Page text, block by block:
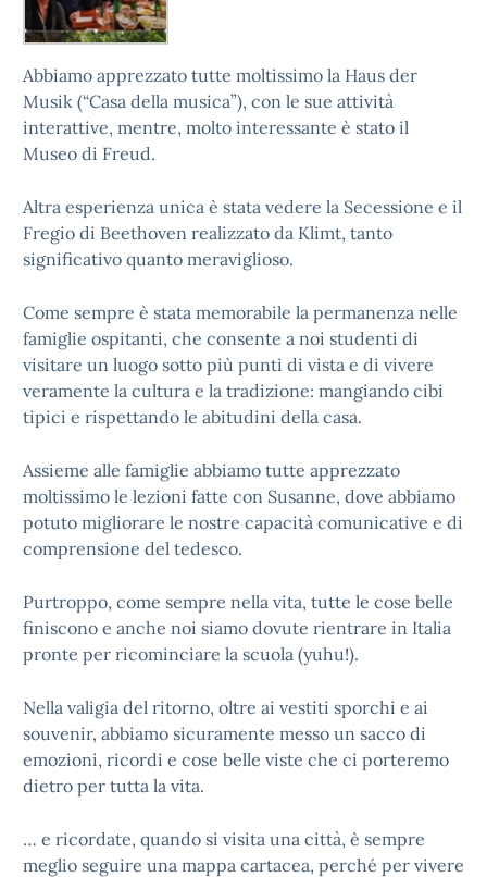
Abbiamo apprezzato tutte moltissimo la Haus der
Musik (“Casa della musica”), con le sue attività
interattive, mentre, molto interessante è stato il
Museo di Freud.
Altra esperienza unica è stata vedere la Secessione e il
Fregio di Beethoven realizzato da Klimt, tanto
significativo quanto meraviglioso.
Come sempre è stata memorabile la permanenza nelle
famiglie ospitanti, che consente a noi studenti di
visitare un luogo sotto più punti di vista e di vivere
veramente la cultura e la tradizione: mangiando cibi
tipici e rispettando le abitudini della casa.
Assieme alle famiglie abbiamo tutte apprezzato
moltissimo le lezioni fatte con Susanne, dove abbiamo
potuto migliorare le nostre capacità comunicative e di
comprensione del tedesco.
Purtroppo, come sempre nella vita, tutte le cose belle
finiscono e anche noi siamo dovute rientrare in Italia
pronte per ricominciare la scuola (yuhu!).
Nella valigia del ritorno, oltre ai vestiti sporchi e ai
souvenir, abbiamo sicuramente messo un sacco di
emozioni, ricordi e cose belle viste che ci porteremo
dietro per tutta la vita.
… e ricordate, quando si visita una città, è sempre
meglio seguire una mappa cartacea, perché per vivere